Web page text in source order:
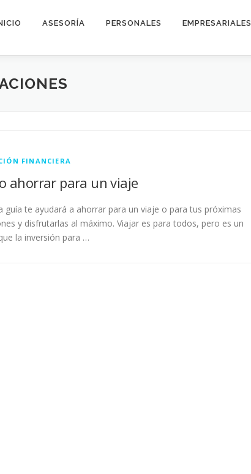
ASESORÍA PERSONALES EMPRESARIALES
FINANCIERA
ahorrar para un viaje
guía te ayudará a ahorrar para un viaje o para tus próximas
y disfrutarlas al máximo. Viajar es para todos, pero es un
la inversión para …